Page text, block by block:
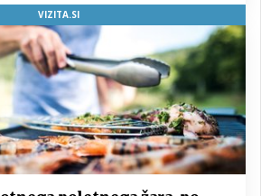
VIZITA.SI